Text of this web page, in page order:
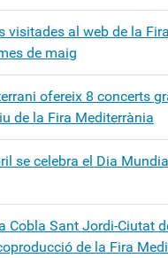
visitades al web de la Fira
de maig
ofereix 8 concerts
de la Fira Mediterrània
se celebra el Dia
Cobla Sant Jordi-Ciutat
de la Fira